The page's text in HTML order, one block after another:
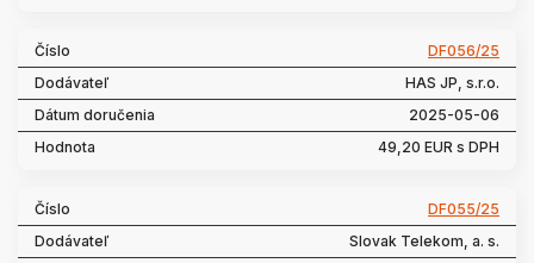
DF056/25
HAS JP, s.r.o.
2025-05-06
49,20 EUR s DPH
DF055/25
Slovak Telekom, a. s.